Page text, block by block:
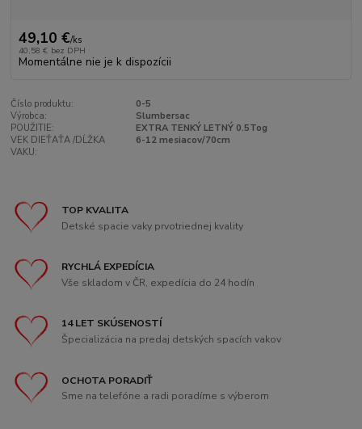
49,10 €/ks
40,58 € bez DPH
Momentálne nie je k dispozícii
Číslo produktu:
0-5
Výrobca:
Slumbersac
POUŽITIE:
EXTRA TENKÝ LETNÝ 0.5Tog
VEK DIEŤAŤA /DĹŽKA
VAKU:
6-12 mesiacov/70cm
TOP KVALITA
Detské spacie vaky prvotriednej kvality
RYCHLÁ EXPEDÍCIA
Vše skladom v ČR, expedícia do 24 hodín
14 LET SKÚSENOSTÍ
Špecializácia na predaj detských spacích vakov
OCHOTA PORADIŤ
Sme na telefóne a radi poradíme s výberom